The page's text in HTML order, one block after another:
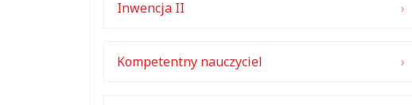
Inwencja II
Kompetentny nauczyciel